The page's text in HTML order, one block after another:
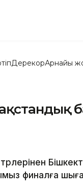
ДерекқорАрнайы
финалға